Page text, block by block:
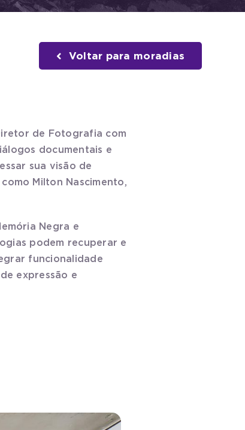
Voltar para moradias
de Fotografia com
documentais e
sua visão de
Milton Nascimento,
Negra e
podem recuperar e
funcionalidade
expressão e